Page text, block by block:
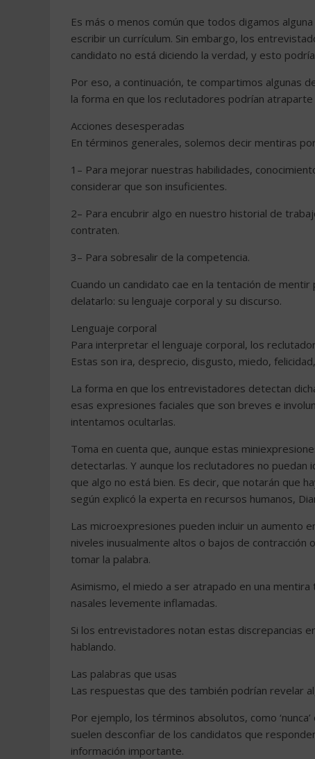
Es más o menos común que todos digamos
escribir un currículum. Sin embargo, los
candidato no está diciendo la verdad, y esto
Por eso, a continuación, te compartimos algunas
la forma en que los reclutadores podrían atraparte
Acciones desesperadas
En términos generales, solemos decir mentiras
1– Para mejorar nuestras habilidades,
considerar que son insuficientes.
2– Para encubrir algo en nuestro historial de
contraten.
3– Para sobresalir de la competencia.
Cuando un candidato cae en la tentación de
delatarlo: su lenguaje corporal y su discurso.
Lenguaje corporal
Para interpretar el lenguaje corporal, los
Estas son ira, desprecio, disgusto, miedo,
La forma en que los entrevistadores detectan
esas expresiones faciales que son breves e
intentamos ocultarlas.
Toma en cuenta que, aunque estas
detectarlas. Y aunque los reclutadores no
que algo no está bien. Es decir, que notarán que
según explicó la experta en recursos humanos,
Las microexpresiones pueden incluir un aumento
niveles inusualmente altos o bajos de contracción
tomar la palabra.
Asimismo, el miedo a ser atrapado en una
nasales levemente inflamadas.
Si los entrevistadores notan estas discrepancias
hablando.
Las palabras que usas
Las respuestas que des también podrían revelar
Por ejemplo, los términos absolutos, como
suelen desconfiar de los candidatos que
información importante.